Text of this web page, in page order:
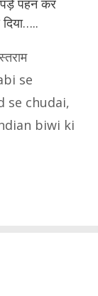
पहन कर
se
se chudai,
biwi ki